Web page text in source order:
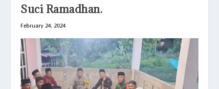
Suci Ramadhan.
February 24, 2024